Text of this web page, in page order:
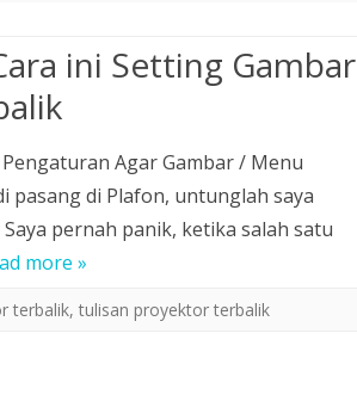
ini Setting Gambar
Pengaturan Agar Gambar / Menu
pasang di Plafon, untunglah saya
pernah panik, ketika salah satu
more »
terbalik, tulisan proyektor terbalik